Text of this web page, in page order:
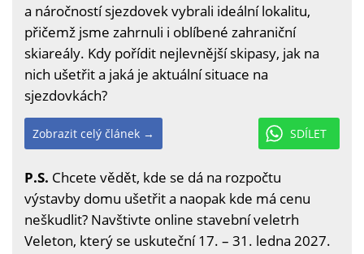
a náročností sjezdovek vybrali ideální lokalitu,
přičemž jsme zahrnuli i oblíbené zahraniční
skiareály. Kdy pořídit nejlevnější skipasy, jak na
nich ušetřit a jaká je aktuální situace na
sjezdovkách?
SDÍLET
Zobrazit celý článek →
P.S. Chcete vědět, kde se dá na rozpočtu
výstavby domu ušetřit a naopak kde má cenu
neškudlit? Navštivte online stavební veletrh
Veleton, který se uskuteční 17. – 31. ledna 2027.